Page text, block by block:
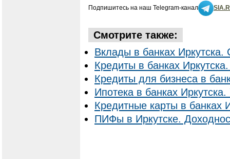
Подпишитесь на наш Telegram-канал
Смотрите также:
Вклады в банках Иркутска.
Кредиты в банках
Кредиты для бизнеса в
Ипотека в банках
Кредитные карты в банках
ПИФы в Иркутске.